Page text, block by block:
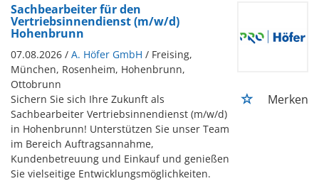
Sachbearbeiter für den
Vertriebsinnendienst (m/w/d)
Hohenbrunn
07.08.2026 / A. Höfer GmbH / Freising,
München, Rosenheim, Hohenbrunn,
Ottobrunn
Sichern Sie sich Ihre Zukunft als
Sachbearbeiter Vertriebsinnendienst (m/w/d)
in Hohenbrunn! Unterstützen Sie unser Team
im Bereich Auftragsannahme,
Kundenbetreuung und Einkauf und genießen
Sie vielseitige Entwicklungsmöglichkeiten.
Merken